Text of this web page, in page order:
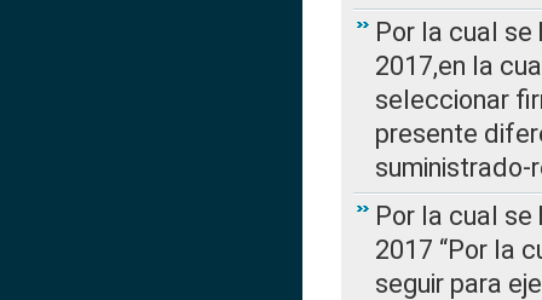
Por la cual se
2017,en la
seleccionar
presente
Por la cual se
2017 “Por la
seguir para